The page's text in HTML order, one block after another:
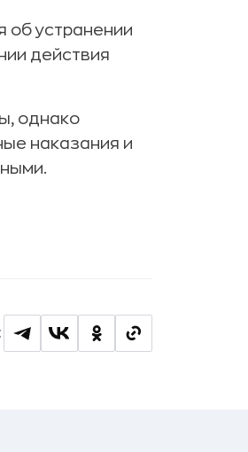
об устранении
действия
однако
наказания и